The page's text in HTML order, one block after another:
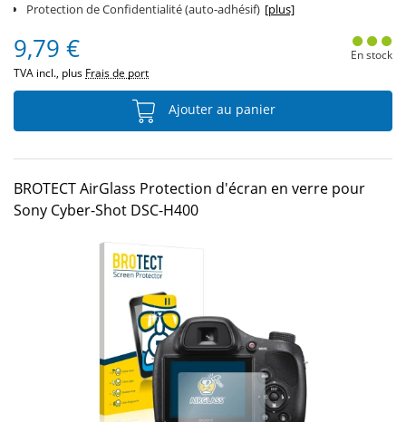
Protection de Confidentialité (auto-adhésif) [plus]
9,79 €
TVA incl., plus Frais de port
En stock
Ajouter au panier
BROTECT AirGlass Protection d'écran en verre pour
Sony Cyber-Shot DSC-H400